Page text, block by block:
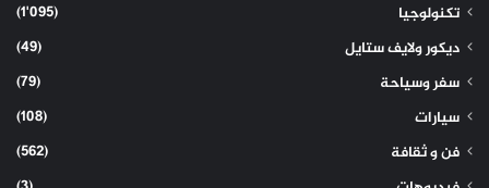
تكنولوجيا
(1٬095)
ديكور ولايف ستايل
(49)
سفر وسياحة
(79)
سيارات
(108)
فن و ثقافة
(562)